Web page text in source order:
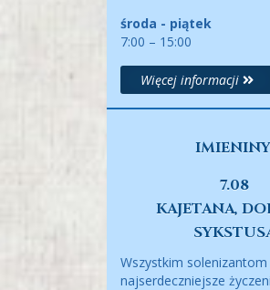
środa - piątek
7:00 – 15:00
Więcej informacji
7.08
KAJETANA,
Wszystkim solenizantom
najserdeczniejsze